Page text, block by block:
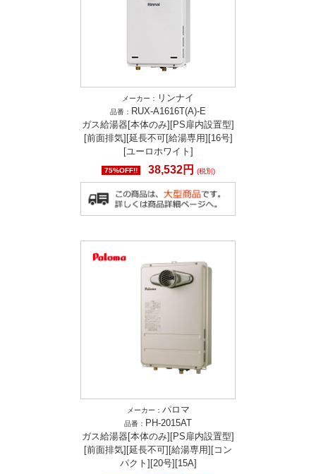
メーカー： リンナイ
品番： RUX-A1616T(A)-E
ガス給湯器[本体のみ][PS扉内設置型]
[前面排気][延長不可[給湯専用][16号]
[ユーロホワイト]
75%OFF!! 38,532円 (税別)
メーカー： パロマ
品番： PH-2015AT
ガス給湯器[本体のみ][PS扉内設置型]
[前面排気][延長不可][給湯専用][コン
パクト][20号][15A]